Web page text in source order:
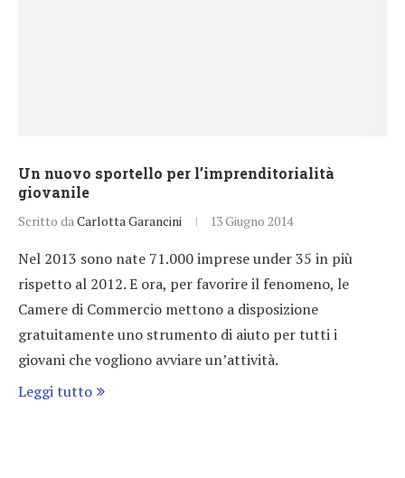
Un nuovo sportello per l’imprenditorialità
giovanile
Scritto da Carlotta Garancini 13 Giugno 2014
Nel 2013 sono nate 71.000 imprese under 35 in più
rispetto al 2012. E ora, per favorire il fenomeno, le
Camere di Commercio mettono a disposizione
gratuitamente uno strumento di aiuto per tutti i
giovani che vogliono avviare un’attività.
Leggi tutto